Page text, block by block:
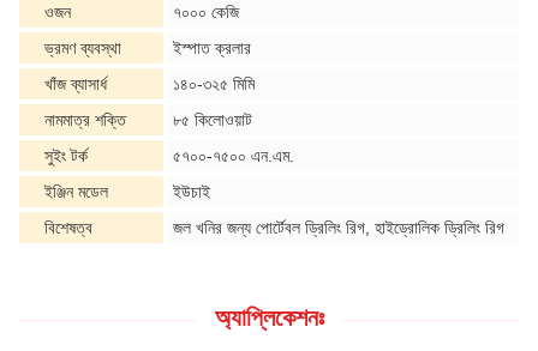
ওজন
৭০০০ কেজি
ভ্রমণ ব্যবস্থা
ইস্পাত ক্রলার
খাঁজ ব্যাসার্ধ
১৪০-৩২৫ মিমি
নামমাত্র শক্তি
৮৫ কিলোওয়াট
সুইং টর্ক
৫৭০০-৭৫০০ এন.এম.
ইঞ্জিন মডেল
ইউচাই
বিশেষত্ব
জল খনির জন্য পোর্টেবল ড্রিলিং রিগ, হাইড্রোলিক ড্রিলিং রিগ
অ্যাপ্লিকেশনঃ